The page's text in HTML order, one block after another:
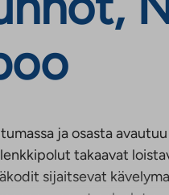
ja osasta
takaavat
sijaitsevat